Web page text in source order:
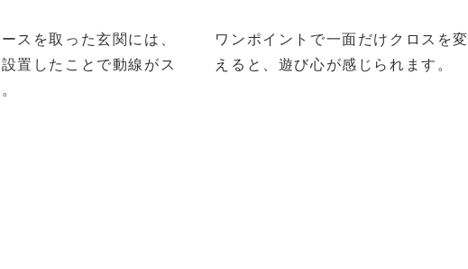
スを取った玄関には、
置したことで動線がス
ワンポイントで一面だけクロスを変
えると、遊び心が感じられます。